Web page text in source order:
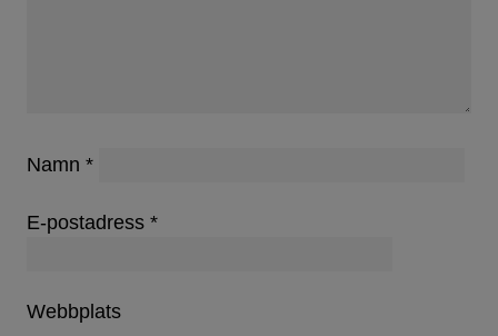
Namn *
E-postadress *
Webbplats